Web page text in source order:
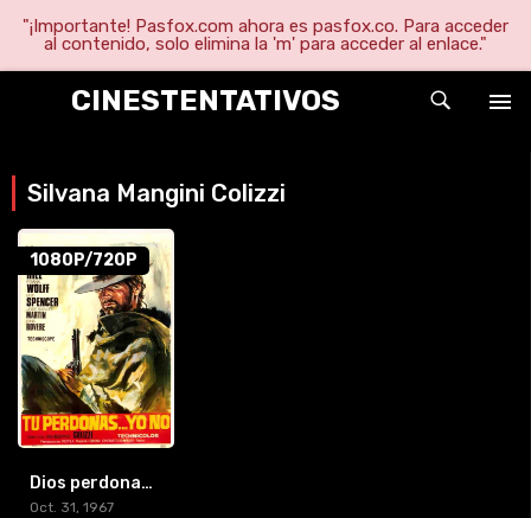
"¡Importante! Pasfox.com ahora es pasfox.co. Para acceder
al contenido, solo elimina la 'm' para acceder al enlace."
CINESTENTATIVOS
Silvana Mangini Colizzi
1080P/720P
Dios perdona… Yó no! (1917) [1080p/720p]
Oct. 31, 1967